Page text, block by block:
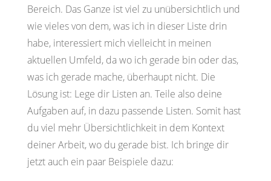
Bereich. Das Ganze ist viel zu unübersichtlich und
wie vieles von dem, was ich in dieser Liste drin
habe, interessiert mich vielleicht in meinen
aktuellen Umfeld, da wo ich gerade bin oder das,
was ich gerade mache, überhaupt nicht. Die
Lösung ist: Lege dir Listen an. Teile also deine
Aufgaben auf, in dazu passende Listen. Somit hast
du viel mehr Übersichtlichkeit in dem Kontext
deiner Arbeit, wo du gerade bist. Ich bringe dir
jetzt auch ein paar Beispiele dazu: